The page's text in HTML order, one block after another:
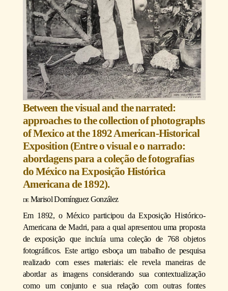
Between the visual and the narrated:
approaches to the collection of photographs
of Mexico at the 1892 American-Historical
Exposition (Entre o visual e o narrado:
abordagens para a coleção de fotografias
do México na Exposição Histórica
Americana de 1892).
Marisol Domínguez González
Em 1892, o México participou da Exposição Histórico-
Americana de Madri, para a qual apresentou uma proposta
de exposição que incluía uma coleção de 768 objetos
fotográficos. Este artigo esboça um trabalho de pesquisa
realizado com esses materiais: ele revela maneiras de
abordar as imagens considerando sua contextualização
como um conjunto e sua relação com outras fontes